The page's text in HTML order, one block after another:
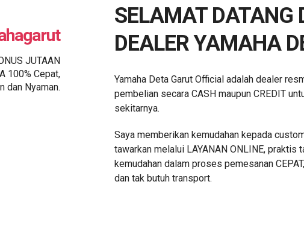
JUTAAN
100% Cepat,
dan Nyaman.
SELAMAT DATANG
DEALER YAMAHA
Yamaha Deta Garut Official adalah dealer
pembelian secara CASH maupun CREDIT
sekitarnya.
Saya memberikan kemudahan kepada
tawarkan melalui LAYANAN ONLINE,
kemudahan dalam proses pemesanan
dan tak butuh transport.